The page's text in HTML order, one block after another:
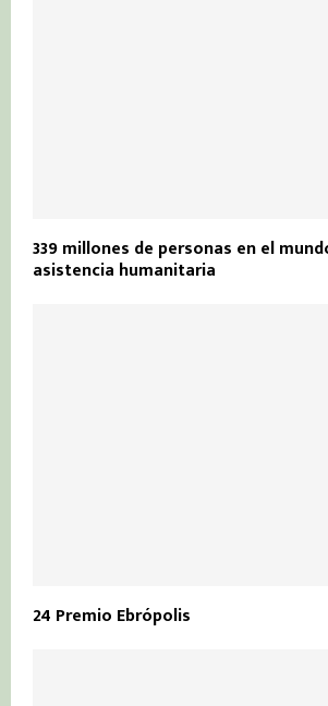
339 millones de personas en el
asistencia humanitaria
24 Premio Ebrópolis